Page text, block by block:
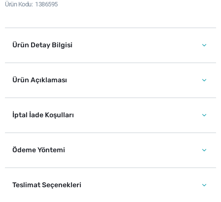
Ürün Kodu 1386595
Ürün Detay Bilgisi
Ürün Açıklaması
İptal İade Koşulları
Ödeme Yöntemi
Teslimat Seçenekleri